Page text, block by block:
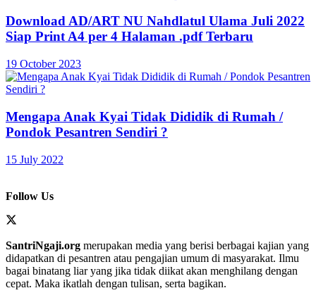
Download AD/ART NU Nahdlatul Ulama Juli 2022
Siap Print A4 per 4 Halaman .pdf Terbaru
19 October 2023
Mengapa Anak Kyai Tidak Dididik di Rumah /
Pondok Pesantren Sendiri ?
15 July 2022
Follow Us
SantriNgaji.org merupakan media yang berisi berbagai kajian yang
didapatkan di pesantren atau pengajian umum di masyarakat. Ilmu
bagai binatang liar yang jika tidak diikat akan menghilang dengan
cepat. Maka ikatlah dengan tulisan, serta bagikan.